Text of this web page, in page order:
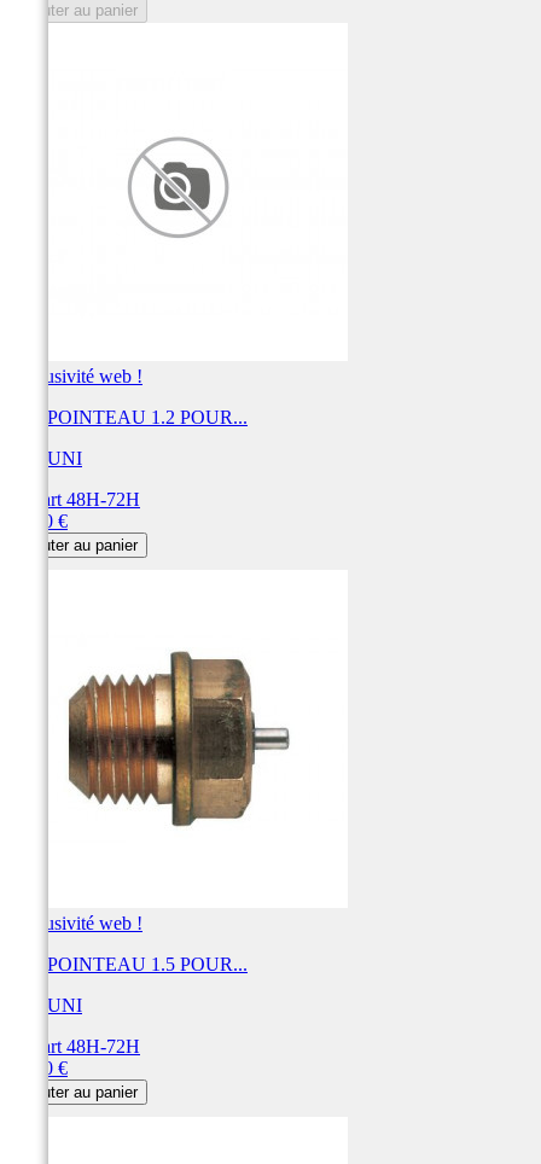
Ajouter au panier
Exclusivité web !
KIT POINTEAU 1.2 POUR...
MIKUNI
Départ 48H-72H
30,00 €
Ajouter au panier
Exclusivité web !
KIT POINTEAU 1.5 POUR...
MIKUNI
Départ 48H-72H
30,00 €
Ajouter au panier